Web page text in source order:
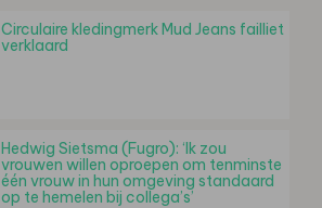
Circulaire kledingmerk Mud Jeans failliet
verklaard
Hedwig Sietsma (Fugro): ‘Ik zou
vrouwen willen oproepen om tenminste
één vrouw in hun omgeving standaard
op te hemelen bij collega’s’